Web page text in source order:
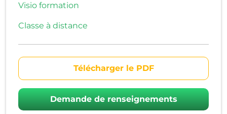
Visio formation
Classe à distance
Télécharger le PDF
Demande de renseignements